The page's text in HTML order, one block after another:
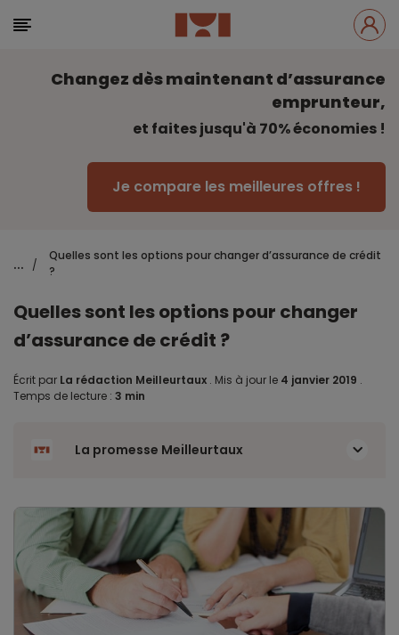
Changez dès maintenant d’assurance
emprunteur,
et faites jusqu'à 70% économies !
Je compare les meilleures offres !
... /
Quelles sont les options pour changer d’assurance de crédit
?
Quelles sont les options pour changer
d’assurance de crédit ?
Écrit par La rédaction Meilleurtaux . Mis à jour le 4 janvier 2019 .
Temps de lecture : 3 min
La promesse Meilleurtaux